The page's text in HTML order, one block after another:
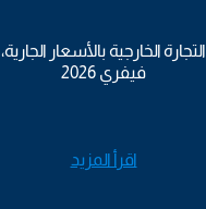
التجارة الخارجية بالأسعار الجارية،
فيفري 2026
اقرأ المزيد